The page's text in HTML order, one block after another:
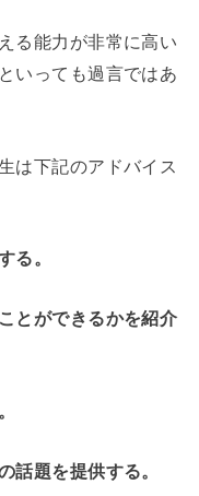
る能力が非常に高い
いっても過言ではあ
は下記のアドバイス
る。
とができるかを紹介
話題を提供する。